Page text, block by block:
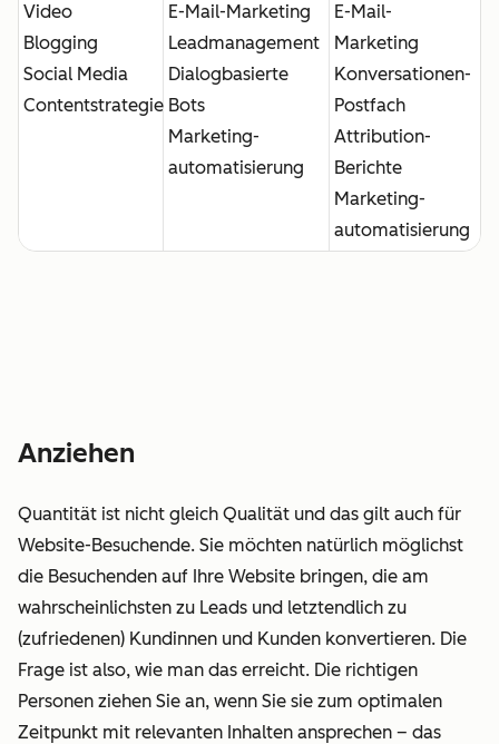
Video
Blogging
Social Media
Contentstrategie
E-Mail-Marketing
Leadmanagement
Dialogbasierte
Bots
Marketing-
automatisierung
E-Mail-
Marketing
Konversationen-
Postfach
Attribution-
Berichte
Marketing-
automatisierung
Anziehen
Quantität ist nicht gleich Qualität und das gilt auch für
Website-Besuchende. Sie möchten natürlich möglichst
die Besuchenden auf Ihre Website bringen, die am
wahrscheinlichsten zu Leads und letztendlich zu
(zufriedenen) Kundinnen und Kunden konvertieren. Die
Frage ist also, wie man das erreicht. Die richtigen
Personen ziehen Sie an, wenn Sie sie zum optimalen
Zeitpunkt mit relevanten Inhalten ansprechen – das